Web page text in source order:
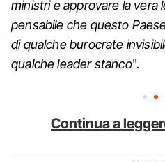
ministri e approvare la vera
pensabile che questo
di qualche burocrate
qualche leader stanco".
Continua a